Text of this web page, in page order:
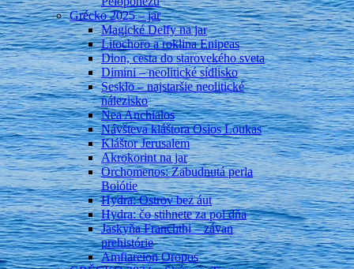
Grécko 2025 – jar
Magické Delfy na jar
Litochoro a roklina Enipeas
Dion, cesta do starovekého sveta
Dimini – neolitické sídlisko
Sesklo – najstaršie neolitické
nálezisko
Nea Anchialos
Návšteva kláštora Osios Loukas
Kláštor Jerusalem
Akrokorint na jar
Orchomenos: Zabudnutá perla
Boiótie
Hydra: Ostrov bez áut
Hydra: čo stihnete za pol dňa
Jaskyňa Franchthi – závan
prehistórie
Amfiareion Oropos